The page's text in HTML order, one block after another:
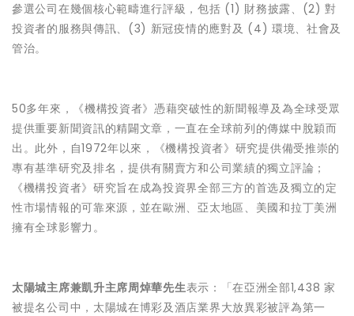
參選公司在幾個核心範疇進行評級，包括 (1) 財務披露、(2) 對
投資者的服務與傳訊、(3) 新冠疫情的應對及 (4) 環境、社會及
管治。
50多年來，《機構投資者》憑藉突破性的新聞報導及為全球受眾
提供重要新聞資訊的精闢文章，一直在全球前列的傳媒中脫穎而
出。此外，自1972年以來，《機構投資者》研究提供備受推崇的
專有基準研究及排名，提供有關賣方和公司業績的獨立評論；
《機構投資者》研究旨在成為投資界全部三方的首选及獨立的定
性市場情報的可靠來源，並在歐洲、亞太地區、美國和拉丁美洲
擁有全球影響力。
太陽城主席兼凱升主席周焯華先生表示：「在亞洲全部1,438 家
被提名公司中，太陽城在博彩及酒店業界大放異彩被評為第一